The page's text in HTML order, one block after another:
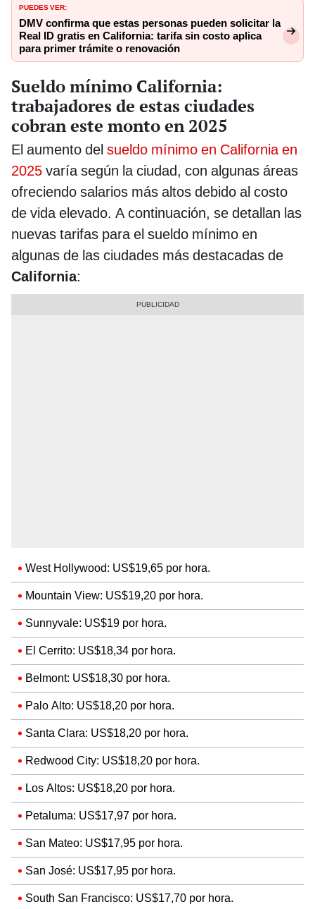
PUEDES VER:
DMV confirma que estas personas pueden solicitar la
Real ID gratis en California: tarifa sin costo aplica
para primer trámite o renovación
Sueldo mínimo California:
trabajadores de estas ciudades
cobran este monto en 2025
El aumento del sueldo mínimo en California en
2025 varía según la ciudad, con algunas áreas
ofreciendo salarios más altos debido al costo
de vida elevado. A continuación, se detallan las
nuevas tarifas para el sueldo mínimo en
algunas de las ciudades más destacadas de
California:
West Hollywood: US$19,65 por hora.
Mountain View: US$19,20 por hora.
Sunnyvale: US$19 por hora.
El Cerrito: US$18,34 por hora.
Belmont: US$18,30 por hora.
Palo Alto: US$18,20 por hora.
Santa Clara: US$18,20 por hora.
Redwood City: US$18,20 por hora.
Los Altos: US$18,20 por hora.
Petaluma: US$17,97 por hora.
San Mateo: US$17,95 por hora.
San José: US$17,95 por hora.
South San Francisco: US$17,70 por hora.